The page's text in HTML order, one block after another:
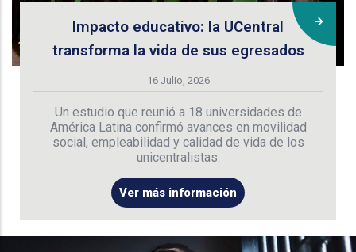
Impacto educativo: la UCentral
transforma la vida de sus egresados
16 Julio, 2026
Un estudio que reunió a 18 universidades de
América Latina confirmó avances en movilidad
social, empleabilidad y calidad de vida de los
unicentralistas.
Ver más información